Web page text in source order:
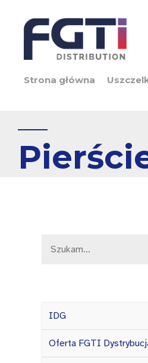
Strona główna
IDG
Oferta FGTI